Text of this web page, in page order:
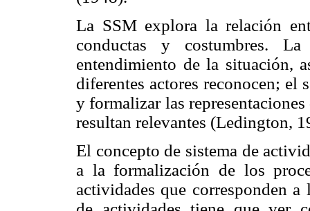
La SSM explora la relación
conductas y costumbres.
entendimiento de la situación,
diferentes actores reconocen; el
y formalizar las
resultan relevantes (Ledington,
El concepto de sistema de
a la formalización de los
actividades que corresponden